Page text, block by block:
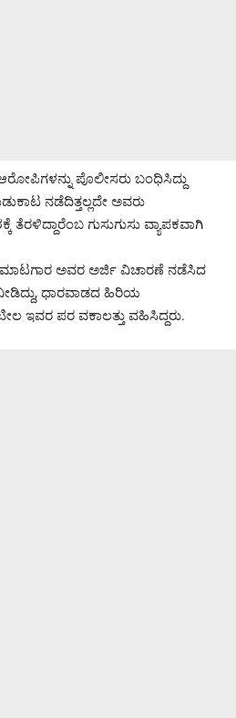
ಪೊಲೀಸರು ಬಂಧಿಸಿದ್ದು
ನಡೆದಿತ್ತಲ್ಲದೇ ಅವರು
ತೆರಳಿದ್ದಾರೆಂಬ ಗುಸುಗುಸು ವ್ಯಾಪಕವಾಗಿ
ಅವರ ಅರ್ಜಿ ವಿಚಾರಣೆ ನಡೆಸಿದ
ಧಾರವಾಡದ ಹಿರಿಯ
ಇವರ ಪರ ವಕಾಲತ್ತು ವಹಿಸಿದ್ದರು.